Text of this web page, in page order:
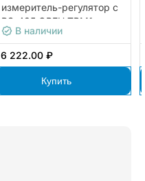
измеритель-регулятор с
RS-485 ОВЕН ТРМ1-
Д.У2.У
В наличии
6 222.00 ₽
Купить